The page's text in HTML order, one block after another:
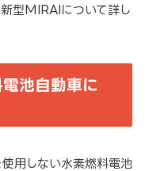
型MIRAIについて詳し
池自動車に
用しない水素燃料電池